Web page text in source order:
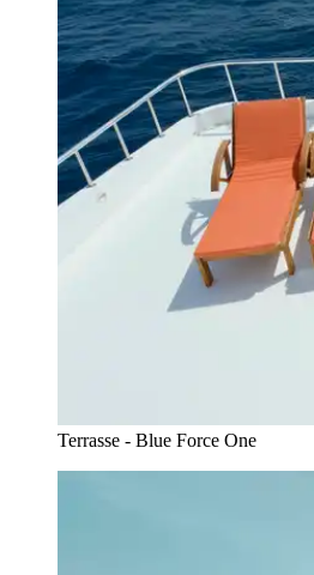
Terrasse - Blue Force One